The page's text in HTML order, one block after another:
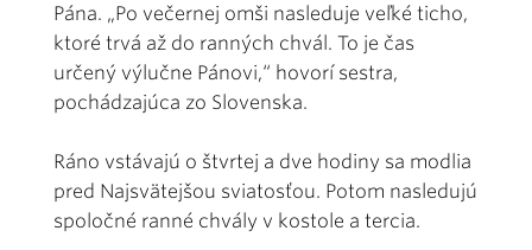
Pána. „Po večernej omši nasleduje veľké ticho,
ktoré trvá až do ranných chvál. To je čas
určený výlučne Pánovi,“ hovorí sestra,
pochádzajúca zo Slovenska.
Ráno vstávajú o štvrtej a dve hodiny sa modlia
pred Najsvätejšou sviatosťou. Potom nasledujú
spoločné ranné chvály v kostole a tercia.